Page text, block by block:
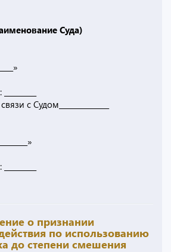
Суда)
с Судом______________
о признании
по использованию
до степени смешения